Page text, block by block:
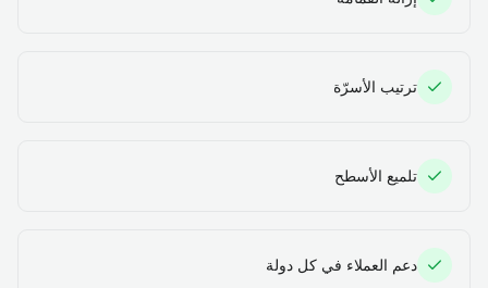
ترتيب الأسرّة
تلميع الأسطح
دعم العملاء في كل دولة